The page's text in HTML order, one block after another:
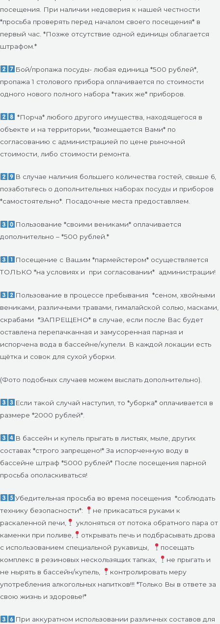
посещения. При наличии недоверия к нашей честности
*просьба проверять перед началом своего посещения* в
первый час. *Позже отсутствие одной единицы облагается
штрафом.*
Бой/пропажа посуды- любая единица *500 рублей*,
пропажа 1 столового прибора оплачивается по стоимости
одного нового полного набора *таких же* приборов.
*Порча* любого другого имущества, находящегося в
объекте и на территории, *возмещается Вами* по
согласованию с администрацией по цене рыночной
стоимости, либо стоимости ремонта.
В случае наличия большего количества гостей, свыше 6,
позаботьтесь о дополнительных наборах посуды и приборов
*самостоятельно*. Посадочные места предоставляем.
Пользование *своими вениками* оплачивается
дополнительно – *500 рублей.*
Посещение с Вашим *пармейстером* осуществляется
ТОЛЬКО *на условиях и
при согласовании* администрации!
Пользование в процессе пребывания *сеном, хвойными
вениками, различными травами, гималайской солью, масками,
скрабами *ЗАПРЕЩЕНО* в случае, если после Вас будет
оставлена перепачканная и замусоренная парная и
испорчена вода в бассейне/купели. В каждой локации есть
щётка и совок для сухой уборки.
(Фото подобных случаев можем выслать дополнительно).
Если такой случай наступил, то *уборка* оплачивается в
размере *2000 рублей*.
В бассейн и купель прыгать в листьях, мыле, других
составах *строго запрещено!* За испорченную воду в
бассейне штраф *5000 рублей* После посещения парной
просьба ополаскиваться!
Убедительная просьба во время посещения *соблюдать
технику безопасности*:
не прикасаться руками к
раскаленной печи,
уклоняться от потока обратного пара от
каменки при поливе,
открывать печь и подбрасывать дрова
с использованием специальной рукавицы,
посещать
комплекс в резиновых нескользящих тапках,
не прыгать и
не нырять в бассейн/купель,
контролировать меру
употребления алкогольных напитков!!! *Только Вы в ответе за
свою жизнь и здоровье!*
При аккуратном использовании различных составов для